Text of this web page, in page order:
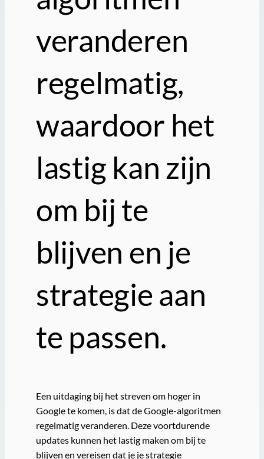
veranderen
regelmatig,
waardoor het
lastig kan zijn
om bij te
blijven en je
strategie aan
te passen.
Een uitdaging bij het streven om hoger in
Google te komen, is dat de Google-algoritmen
regelmatig veranderen. Deze voortdurende
updates kunnen het lastig maken om bij te
blijven en vereisen dat je je strategie